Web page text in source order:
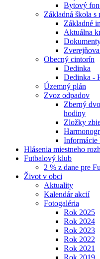
Bytový
Základná škola s
Základné
Aktuálna
Obecný cintorín
Dedinka
Dedinka -
Územný plán
Zvoz odpadov
Zberný
hodiny
Zložky
Informácie
Hlásenia miestneho
Futbalový klub
2 % z dane pre
Život v obci
Aktuality
Kalendár akcií
Fotogaléria
Rok 2025
Rok 2024
Rok 2023
Rok 2022
Rok 2021
Rok 2019